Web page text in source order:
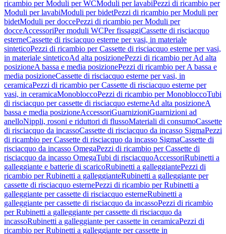
ricambio per Moduli per WCModuli per lavabiPezzi di ricambio per
Moduli per lavabiModuli per bidetPezzi di ricambio per Moduli per
bidetModuli per doccePezzi di ricambio per Moduli per
docceAccessoriPer moduli WCPer fissaggiCassette di risciacquo
esterneCassette di risciacquo esterne per vasi, in materiale
sinteticoPezzi di ricambio per Cassette di risciacquo esterne per vasi,
in materiale sinteticoAd alta posizionePezzi di ricambio per Ad alta
posizioneA bassa e media posizionePezzi di ricambio per A bassa e
media posizioneCassette di risciacquo esterne per vasi, in
ceramicaPezzi di ricambio per Cassette di risciacquo esterne per
vasi, in ceramicaMonobloccoPezzi di ricambio per MonobloccoTubi
di risciacquo per cassette di risciacquo esterneAd alta posizioneA
bassa e media posizioneAccessoriGuarnizioniGuarnizioni ad
anelloNippli, rosoni e riduttori di flussoMateriali di consumoCassette
di risciacquo da incassoCassette di risciacquo da incasso SigmaPezzi
di ricambio per Cassette di risciacquo da incasso SigmaCassette di
risciacquo da incasso OmegaPezzi di ricambio per Cassette di
risciacquo da incasso OmegaTubi di risciacquoAccessoriRubinetti a
galleggiante e batterie di scaricoRubinetti a galleggiantePezzi di
ricambio per Rubinetti a galleggianteRubinetti a galleggiante per
cassette di risciacquo esternePezzi di ricambio per Rubinetti a
galleggiante per cassette di risciacquo esterneRubinetti a
galleggiante per cassette di risciacquo da incassoPezzi di ricambio
per Rubinetti a galleggiante per cassette di risciacquo da
incassoRubinetti a galleggiante per cassette in ceramicaPezzi di
ricambio per Rubinetti a galleggiante per cassette in